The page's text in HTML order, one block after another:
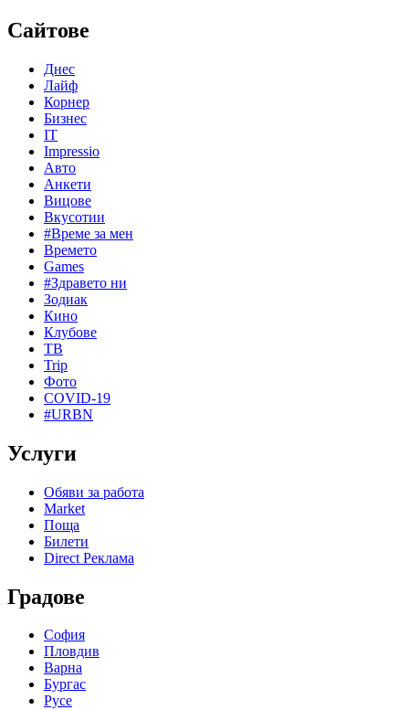
Сайтове
Днес
Лайф
Корнер
Бизнес
IT
Impressio
Авто
Анкети
Вицове
Вкусотии
#Време за мен
Времето
Games
#Здравето ни
Зодиак
Кино
Клубове
ТВ
Trip
Фото
COVID-19
#URBN
Услуги
Обяви за работа
Market
Поща
Билети
Direct Реклама
Градове
София
Пловдив
Варна
Бургас
Русе